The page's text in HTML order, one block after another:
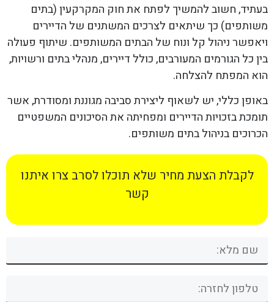
בעתיד, חשוב להמשיך לפתח את חוק המקרקעין (בתים
משותפים) כך שיתאים לצרכים המשתנים של הדיירים
ויאפשר ניהול קל ונוח של הבתים המשותפים. שיתוף פעולה
בין כל הגורמים המעורבים, כולל דיירים, מנהלי בתים ורשויות,
הוא המפתח להצלחה.
באופן כללי, יש לשאוף ליצירת סביבה מגוננת ומסודרת, אשר
תומכת בזכויות הדיירים ומפחיתה את הסיכונים המשפטיים
הכרוכים בניהול בתים משותפים.
לקבלת הצעת מחיר שלא תוכלו לסרב צרו איתנו
קשר